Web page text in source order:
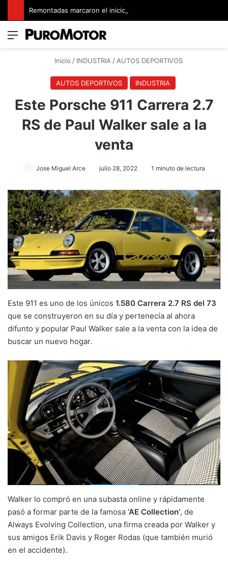
Menú
Inicio / INDUSTRIA / AUTOS DEPORTIVOS
AUTOS DEPORTIVOS INDUSTRIA
Este Porsche 911 Carrera 2.7
RS de Paul Walker sale a la
venta
Jose Miguel Arce julio 28, 2022 1 minuto de lectura
Este 911 es uno de los únicos 1.580 Carrera 2.7 RS del 73
que se construyeron en su día y pertenecía al ahora
difunto y popular Paul Walker sale a la venta con la idea de
buscar un nuevo hogar.
Walker lo compró en una subasta online y rápidamente
pasó a formar parte de la famosa ‘AE Collection’, de
Always Evolving Collection, una firma creada por Walker y
sus amigos Erik Davis y Roger Rodas (que también murió
en el accidente).